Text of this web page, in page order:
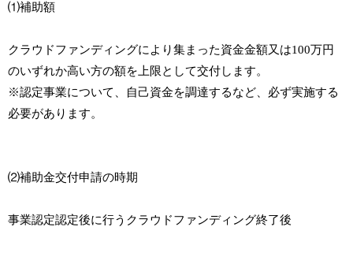
⑴補助額
クラウドファンディングにより集まった資金金額又は100万円
のいずれか高い方の額を上限として交付します。
※認定事業について、自己資金を調達するなど、必ず実施する
必要があります。
⑵補助金交付申請の時期
事業認定認定後に行うクラウドファンディング終了後